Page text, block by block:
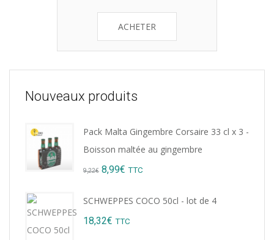
ACHETER
Nouveaux produits
Pack Malta Gingembre Corsaire 33 cl x 3 -
Boisson maltée au gingembre
9,22€ Original
8,99€ Current
TTC
SCHWEPPES COCO 50cl - lot de 4
18,32€ TTC